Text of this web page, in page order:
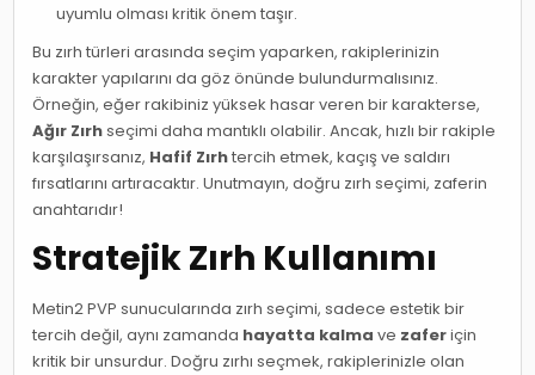
uyumlu olması kritik önem taşır.
Bu zırh türleri arasında seçim yaparken, rakiplerinizin
karakter yapılarını da göz önünde bulundurmalısınız.
Örneğin, eğer rakibiniz yüksek hasar veren bir karakterse,
Ağır Zırhseçimi daha mantıklı olabilir. Ancak, hızlı bir rakiple
karşılaşırsanız, Hafif Zırhtercih etmek, kaçış ve saldırı
fırsatlarını artıracaktır. Unutmayın, doğru zırh seçimi, zaferin
anahtarıdır!
Stratejik Zırh Kullanımı
Metin2 PVP sunucularında zırh seçimi, sadece estetik bir
tercih değil, aynı zamanda hayatta kalma ve zaferiçin
kritik bir unsurdur. Doğru zırhı seçmek, rakiplerinizle olan